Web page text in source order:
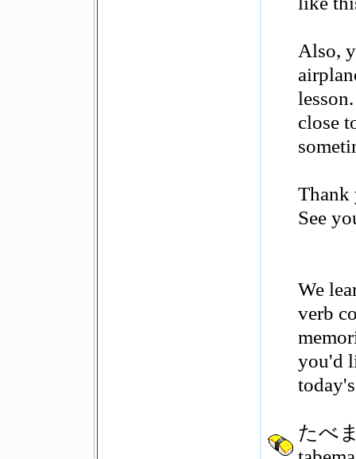
Also,
close
Thank
See
We
verb
you'd
たべ